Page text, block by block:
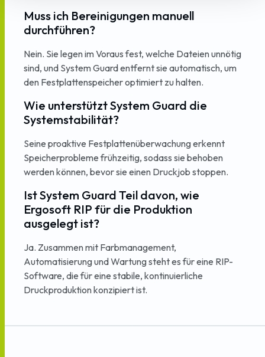
Muss ich Bereinigungen manuell
durchführen?
Nein. Sie legen im Voraus fest, welche Dateien unnötig
sind, und System Guard entfernt sie automatisch, um
den Festplattenspeicher optimiert zu halten.
Wie unterstützt System Guard die
Systemstabilität?
Seine proaktive Festplattenüberwachung erkennt
Speicherprobleme frühzeitig, sodass sie behoben
werden können, bevor sie einen Druckjob stoppen.
Ist System Guard Teil davon, wie
Ergosoft RIP für die Produktion
ausgelegt ist?
Ja. Zusammen mit Farbmanagement,
Automatisierung und Wartung steht es für eine RIP-
Software, die für eine stabile, kontinuierliche
Druckproduktion konzipiert ist.